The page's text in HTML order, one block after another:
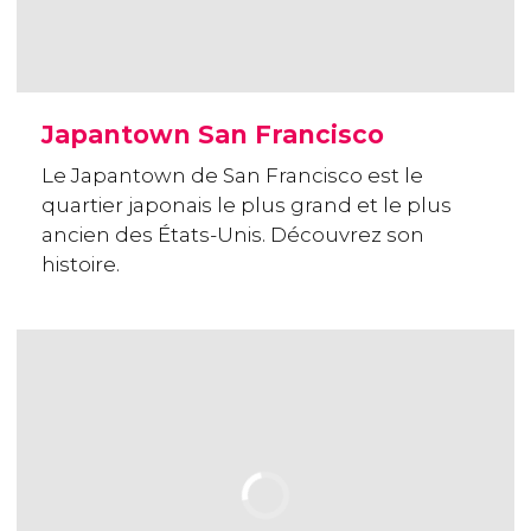
Japantown San Francisco
Le Japantown de San Francisco est le
quartier japonais le plus grand et le plus
ancien des États-Unis. Découvrez son
histoire.